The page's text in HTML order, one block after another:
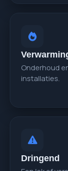
Onderhoud
installaties.
Dringend